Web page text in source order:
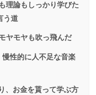
理論もしっかり学びた
う道
ヤモヤも吹っ飛んだ
性的に人不足な音楽
、お金を貰って学ぶ方